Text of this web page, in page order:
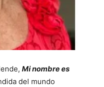
Mi nombre es
del mundo